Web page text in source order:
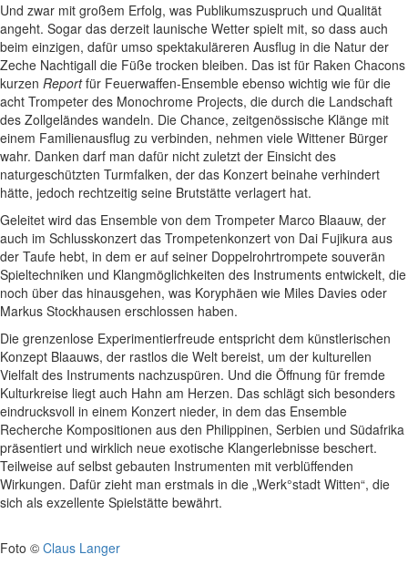
Und zwar mit großem Erfolg, was Publikumszuspruch und Qualität
angeht. Sogar das derzeit launische Wetter spielt mit, so dass auch
beim einzigen, dafür umso spektakuläreren Ausflug in die Natur der
Zeche Nachtigall die Füße trocken bleiben. Das ist für Raken Chacons
kurzen Reportfür Feuerwaffen-Ensemble ebenso wichtig wie für die
acht Trompeter des Monochrome Projects, die durch die Landschaft
des Zollgeländes wandeln. Die Chance, zeitgenössische Klänge mit
einem Familienausflug zu verbinden, nehmen viele Wittener Bürger
wahr. Danken darf man dafür nicht zuletzt der Einsicht des
naturgeschützten Turmfalken, der das Konzert beinahe verhindert
hätte, jedoch rechtzeitig seine Brutstätte verlagert hat.
Geleitet wird das Ensemble von dem Trompeter Marco Blaauw, der
auch im Schlusskonzert das Trompetenkonzert von Dai Fujikura aus
der Taufe hebt, in dem er auf seiner Doppelrohrtrompete souverän
Spieltechniken und Klangmöglichkeiten des Instruments entwickelt, die
noch über das hinausgehen, was Koryphäen wie Miles Davies oder
Markus Stockhausen erschlossen haben.
Die grenzenlose Experimentierfreude entspricht dem künstlerischen
Konzept Blaauws, der rastlos die Welt bereist, um der kulturellen
Vielfalt des Instruments nachzuspüren. Und die Öffnung für fremde
Kulturkreise liegt auch Hahn am Herzen. Das schlägt sich besonders
eindrucksvoll in einem Konzert nieder, in dem das Ensemble
Recherche Kompositionen aus den Philippinen, Serbien und Südafrika
präsentiert und wirklich neue exotische Klangerlebnisse beschert.
Teilweise auf selbst gebauten Instrumenten mit verblüffenden
Wirkungen. Dafür zieht man erstmals in die „Werk°stadt Witten“, die
sich als exzellente Spielstätte bewährt.
Foto © Claus Langer